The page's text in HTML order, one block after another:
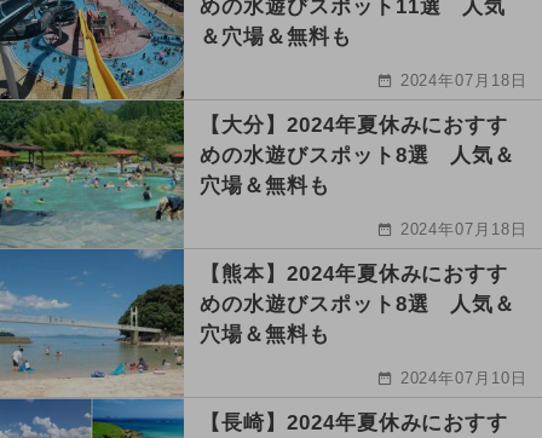
めの水遊びスポット11選 人気
＆穴場＆無料も
2024年07月18日
【大分】2024年夏休みにおすす
めの水遊びスポット8選 人気＆
穴場＆無料も
2024年07月18日
【熊本】2024年夏休みにおすす
めの水遊びスポット8選 人気＆
穴場＆無料も
2024年07月10日
【長崎】2024年夏休みにおすす